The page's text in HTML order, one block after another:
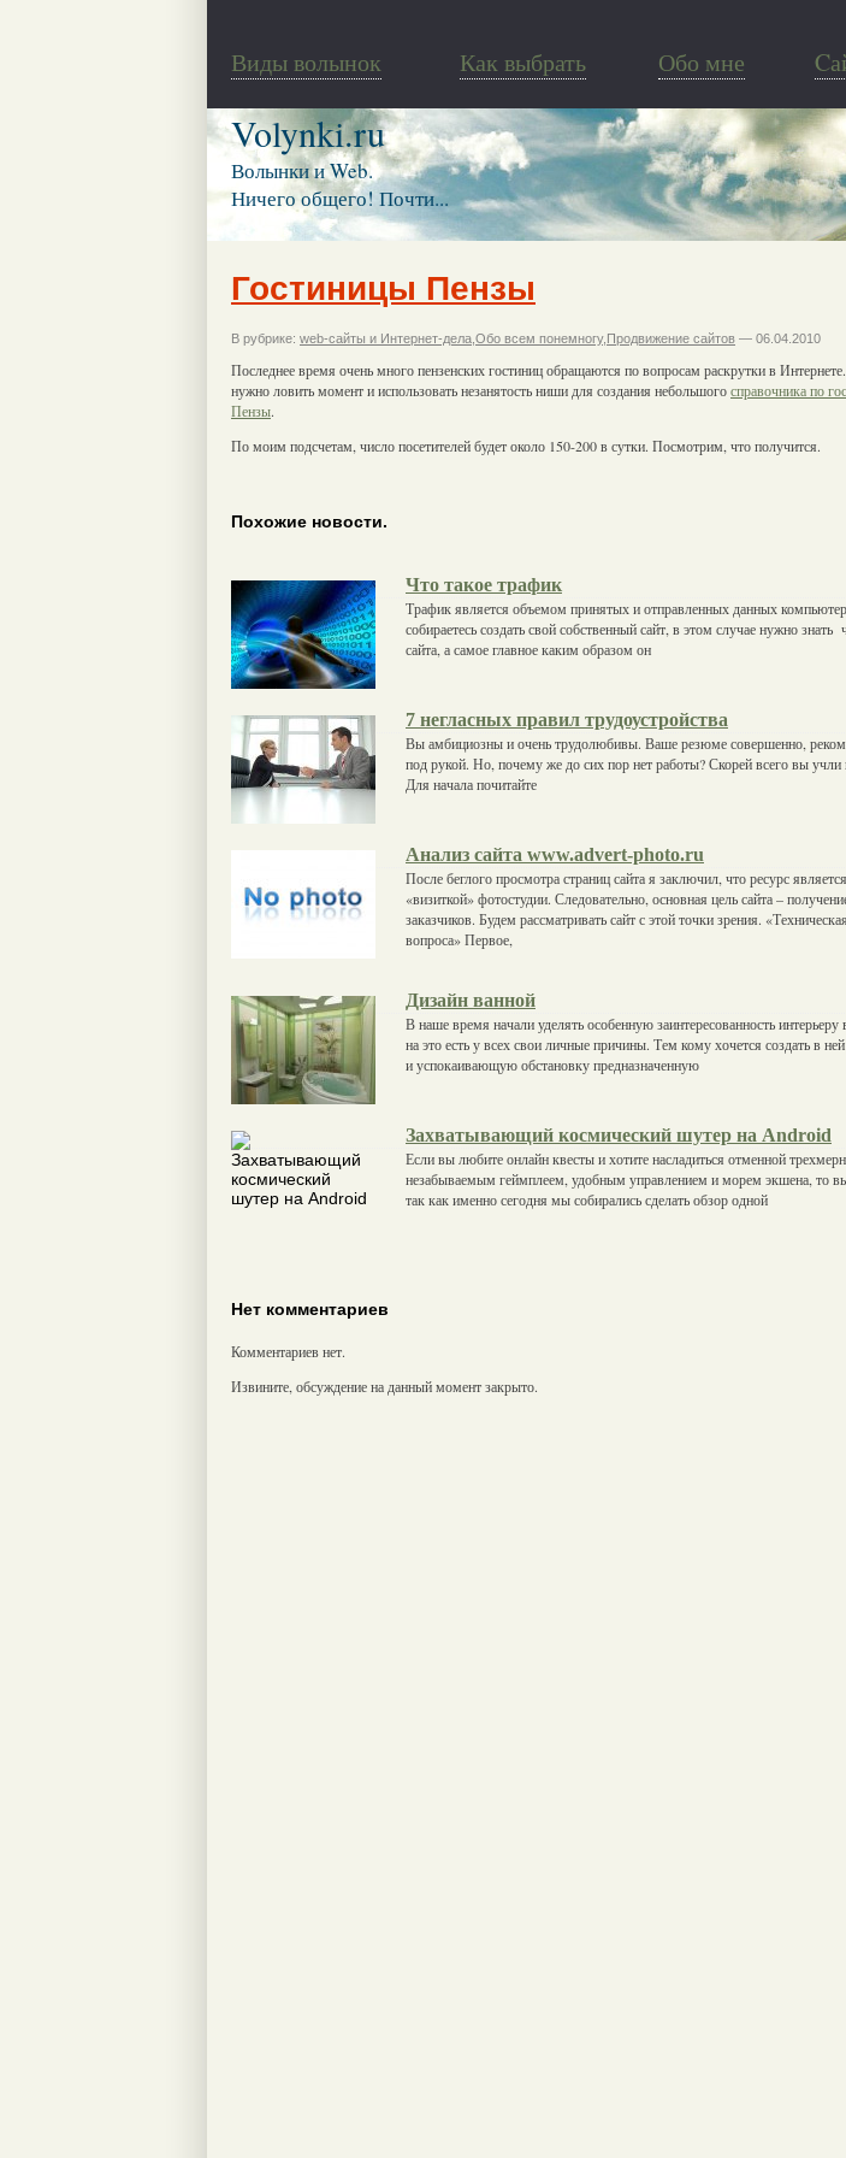
Виды волынок Как выбрать Обо мне
Volynki.ru
Волынки и Web.
Ничего общего! Почти...
Гостиницы Пензы
В рубрике: web-сайты и Интернет-дела Обо всем понемногу, Продвижение сайтов — 06.04.2010
Последнее время очень много пензенских гостиниц обращаются по вопросам раскрутки в
нужно ловить момент и использовать незанятость ниши для создания небольшогосправочника по
Пензы.
По моим подсчетам, число посетителей будет около 150-200 в сутки. Посмотрим, что получится.
Похожие новости.
Что такое трафик
Трафик является объемом принятых и отправленных данных
собираетесь создать свой собственный сайт, в этом случае нужно знать
сайта, а самое главное каким образом он
7 негласных правил трудоустройства
Вы амбициозны и очень трудолюбивы. Ваше резюме совершенно,
под рукой. Но, почему же до сих пор нет работы? Скорей всего вы
Для начала почитайте
Анализ сайта www.advert-photo.ru
После беглого просмотра страниц сайта я заключил, что ресурс
«визиткой» фотостудии. Следовательно, основная цель сайта –
заказчиков. Будем рассматривать сайт с этой точки зрения.
вопроса» Первое,
Дизайн ванной
В наше время начали уделять особенную заинтересованность
на это есть у всех свои личные причины. Тем кому хочется создать в
и успокаивающую обстановку предназначенную
Захватывающий космический шутер на Android
Если вы любите онлайн квесты и хотите насладиться отменной
незабываемым геймплеем, удобным управлением и морем экшена, то вы
так как именно сегодня мы собирались сделать обзор одной
Нет комментариев
Комментариев нет.
Извините, обсуждение на данный момент закрыто.